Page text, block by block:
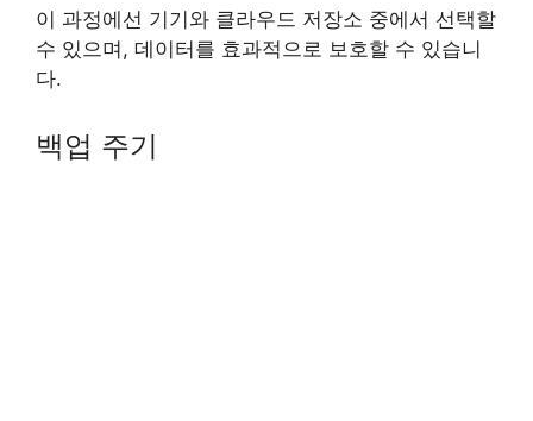
이 과정에선 기기와 클라우드 저장소 중에서 선택할
수 있으며, 데이터를 효과적으로 보호할 수 있습니
다.
백업 주기